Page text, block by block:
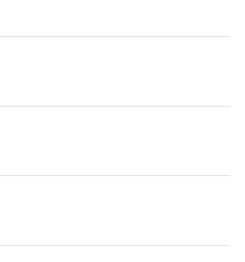
45 Minuten.
Naherholungsraum Wien sowie
St. Pölten. Viele Bauernhöfe hatten
bauten viele Wiener
Wegen des
haben viele Jagdpächter ihre
Sicht die bedeutendste
mit Wanderwegen durch
lädt dazu ein. Gefördert